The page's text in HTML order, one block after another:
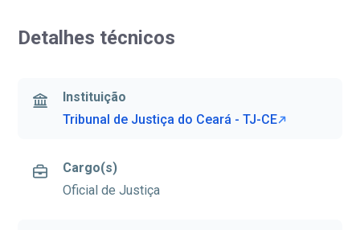
Detalhes técnicos
Instituição
Tribunal de Justiça do Ceará - TJ-CE
Cargo(s)
Oficial de Justiça